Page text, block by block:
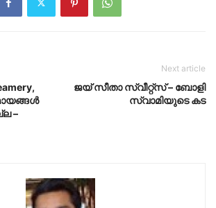
–
Next article
ജയ് സീതാ സ്വീറ്റ്സ് – ബോളി
സ്വാമിയുടെ കട